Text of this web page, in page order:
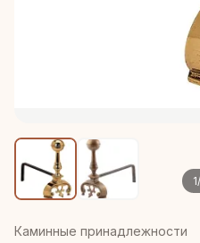
1/
Каминные принадлежности